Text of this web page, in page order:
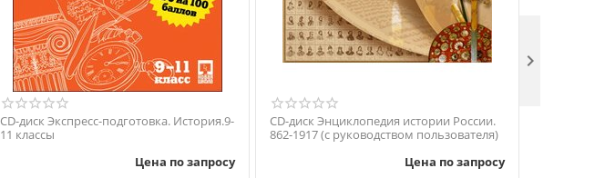
CD-диск Экспресс-подготовка. История.9-
11 классы
Цена по запросу
CD-диск Энциклопедия истории России.
862-1917 (с руководством пользователя)
Цена по запросу
